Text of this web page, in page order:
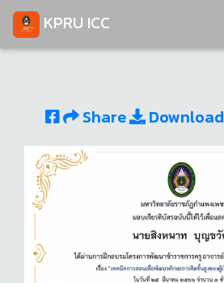
KPRU ICC
Share Download